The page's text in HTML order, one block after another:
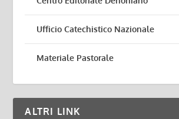
Ufficio Catechistico Nazionale
Materiale Pastorale
ALTRI LINK